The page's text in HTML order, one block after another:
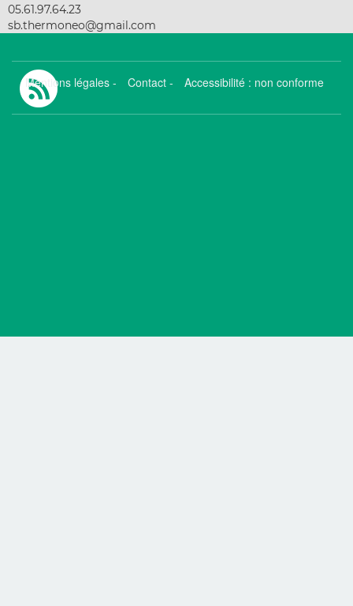
05.61.97.64.23
sb.thermoneo@gmail.com
Mentions légales - Contact - Accessibilité : non conforme